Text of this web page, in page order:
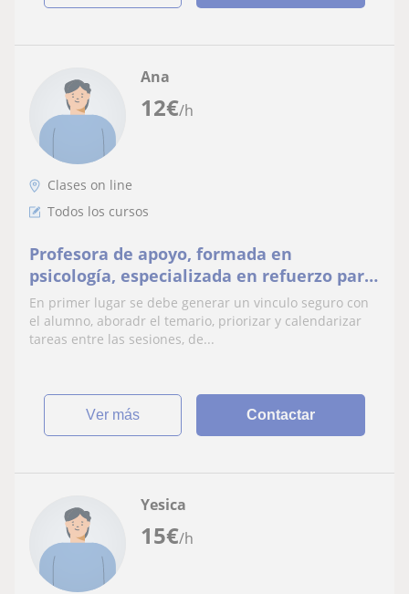
12€/h
Ana
Clases on line
Todos los cursos
Profesora de apoyo, formada en
psicología, especializada en refuerzo para
personas con dificultades de aprendizaje
En primer lugar se debe generar un vinculo seguro con
el alumno, aboradr el temario, priorizar y calendarizar
tareas entre las sesiones, de...
ver más Contactar
15€/h
Yesica